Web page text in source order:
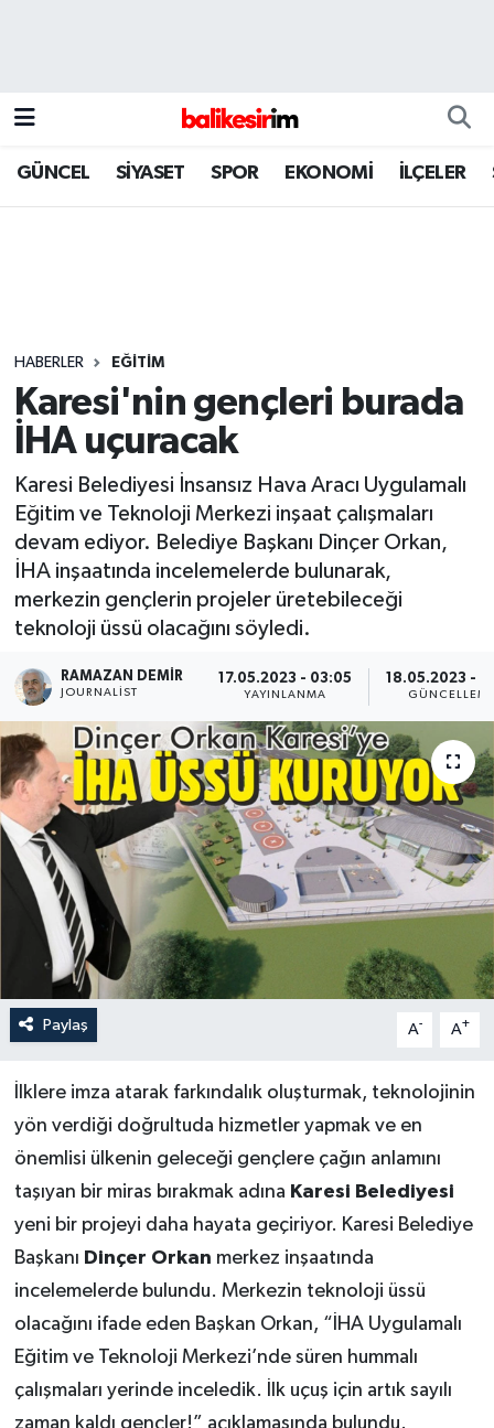
GÜNCEL SİYASET SPOR EKONOMİ İLÇELER
HABERLER EĞİTİM
Karesi'nin gençleri burada
İHA uçuracak
Karesi Belediyesi İnsansız Hava Aracı Uygulamalı
Eğitim ve Teknoloji Merkezi inşaat çalışmaları
devam ediyor. Belediye Başkanı Dinçer Orkan,
İHA inşaatında incelemelerde bulunarak,
merkezin gençlerin projeler üretebileceği
teknoloji üssü olacağını söyledi.
RAMAZAN DEMİR
JOURNALIST
17.05.2023 - 03:05
YAYINLANMA
18.05.2023 -
Paylaş A- A+
İlklere imza atarak farkındalık oluşturmak, teknolojinin
yön verdiği doğrultuda hizmetler yapmak ve en
önemlisi ülkenin geleceği gençlere çağın anlamını
taşıyan bir miras bırakmak adına Karesi Belediyesi
yeni bir projeyi daha hayata geçiriyor. Karesi Belediye
Başkanı Dinçer Orkan merkez inşaatında
incelemelerde bulundu. Merkezin teknoloji üssü
olacağını ifade eden Başkan Orkan, “İHA Uygulamalı
Eğitim ve Teknoloji Merkezi’nde süren hummalı
çalışmaları yerinde inceledik. İlk uçuş için artık sayılı
zaman kaldı gençler!” açıklamasında bulundu.